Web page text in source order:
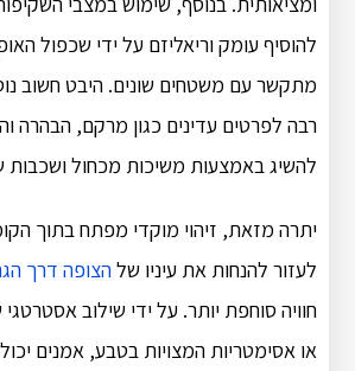
להוסיף עומק וריאליזם על ידי שכפול
מתקשר עם משטחים שונים. היבט חשוב
רבה לפרטים עדינים כגון מרקם, הבהרה
להשיג באמצעות משיכות מכחול ושכבות
יתרה מזאת, זיהוי מוקדי מפתח בתוך
לעזור להנחות את עיניו שלהצופה דרך
חוויה סוחפת יותר. על ידי שילוב
או אסימטריות המצויות בטבע, אמנים